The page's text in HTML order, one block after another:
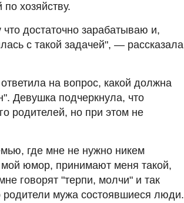
хозяйству.
достаточно зарабатываю и,
с такой задачей", — рассказала
на вопрос, какой должна
Девушка подчеркнула, что
родителей, но при этом не
где мне не нужно никем
мой юмор, принимают меня такой,
говорят "терпи, молчи" и так
мужа состоявшиеся люди.